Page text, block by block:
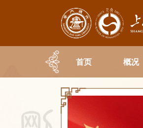
首页 概况